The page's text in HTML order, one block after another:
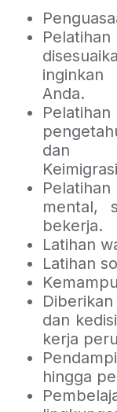
Anda.
dan
mental,
bekerja.
Latihan
Latihan
dan
kerja
hingga